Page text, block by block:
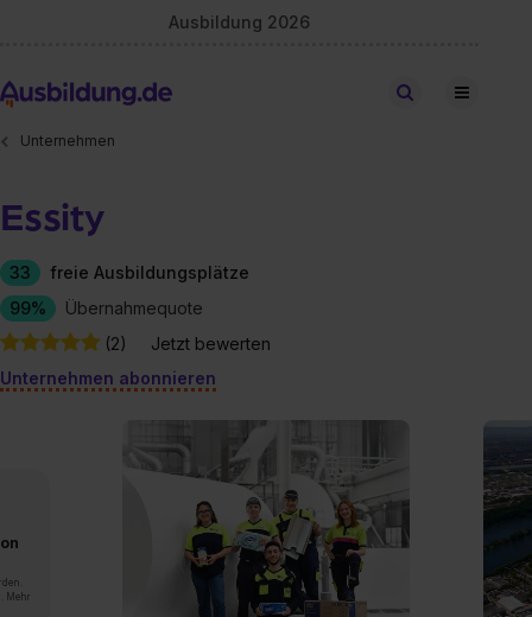
Ausbildung 2026
Stellen finden
Unternehmen
Essity
33
freie Ausbildungsplätze
99%
Übernahmequote
(2)
Jetzt bewerten
Unternehmen abonnieren
Mehr